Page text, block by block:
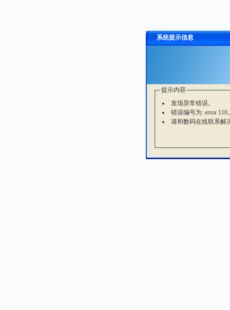
系统提示信息
提示内容
发现异常错误。
错误编号为: error 110
请和数码在线联系解